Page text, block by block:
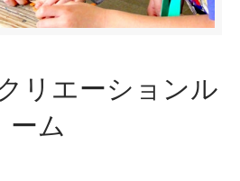
リエーションル
ーム